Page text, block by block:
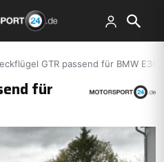
GTR passend für BMW E36
für